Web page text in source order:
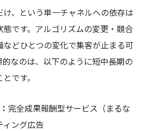
、という単一チャネルへの依存は
です。アルゴリズムの変更・競合
どひとつの変化で集客が止まる可
なのは、以下のように短中長期の
です。
完全成果報酬型サービス（まるな
ィング広告